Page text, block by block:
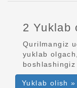
2 Yuklab
Qurilmangiz
yuklab
boshlashingiz
Yuklab olish »